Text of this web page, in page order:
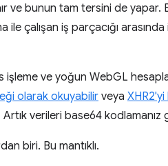
ve bunun tam tersini de yapar.
çalışan iş parçacığı
ve yoğun WebGL
olarak okuyabilir veya
verileri base64 kodlamanız
biri. Bu mantıklı.